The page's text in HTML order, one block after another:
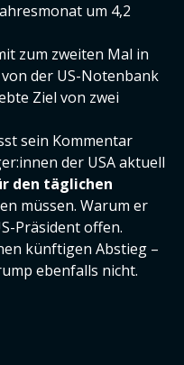
um 4,2
zum zweiten Mal in
der US-Notenbank
Ziel von zwei
sein Kommentar
der USA aktuell
den täglichen
müssen. Warum er
Präsident offen.
künftigen Abstieg –
ebenfalls nicht.